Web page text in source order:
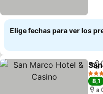
Elige fechas para ver los
3
8,1
a